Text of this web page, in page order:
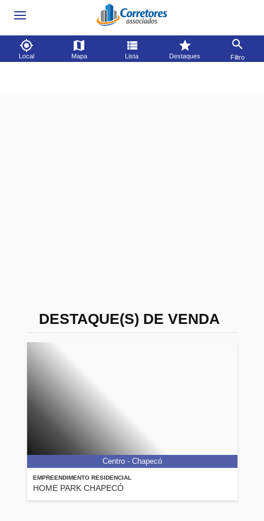
Local Mapa Lista Destaques Filtro
DESTAQUE(S) DE VENDA
EMPREENDIMENTO RESIDENCIAL
HOME PARK CHAPECÓ
Centro - Chapecó